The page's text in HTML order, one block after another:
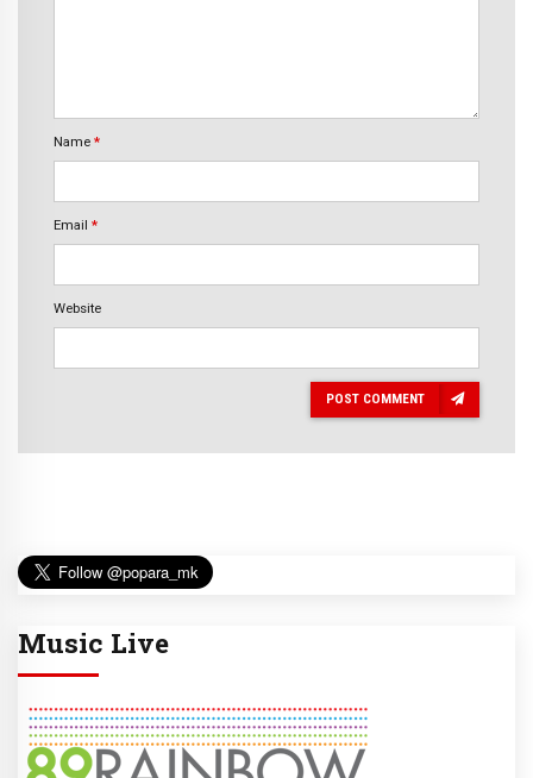
Name *
Email *
Website
POST COMMENT
Music Live